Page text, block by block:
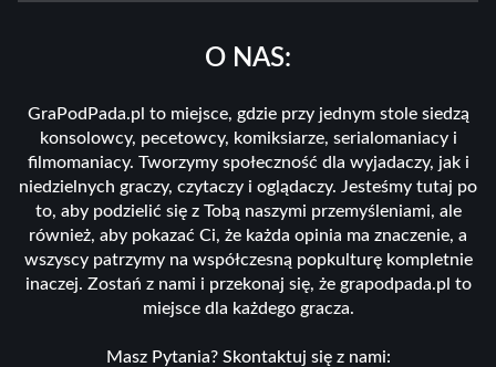
O NAS:
GraPodPada.pl to miejsce, gdzie przy jednym stole siedzą
konsolowcy, pecetowcy, komiksiarze, serialomaniacy i
filmomaniacy. Tworzymy społeczność dla wyjadaczy, jak i
niedzielnych graczy, czytaczy i oglądaczy. Jesteśmy tutaj po
to, aby podzielić się z Tobą naszymi przemyśleniami, ale
również, aby pokazać Ci, że każda opinia ma znaczenie, a
wszyscy patrzymy na współczesną popkulturę kompletnie
inaczej. Zostań z nami i przekonaj się, że grapodpada.pl to
miejsce dla każdego gracza.
Masz Pytania? Skontaktuj się z nami: